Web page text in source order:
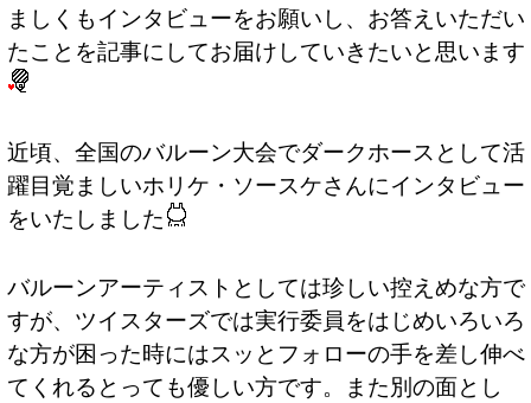
ましくもインタビューをお願いし、お答えいただい
たことを記事にしてお届けしていきたいと思います
近頃、全国のバルーン大会でダークホースとして活
躍目覚ましいホリケ・ソースケさんにインタビュー
をいたしました
バルーンアーティストとしては珍しい控えめな方で
すが、ツイスターズでは実行委員をはじめいろいろ
な方が困った時にはスッとフォローの手を差し伸べ
てくれるとっても優しい方です。また別の面とし